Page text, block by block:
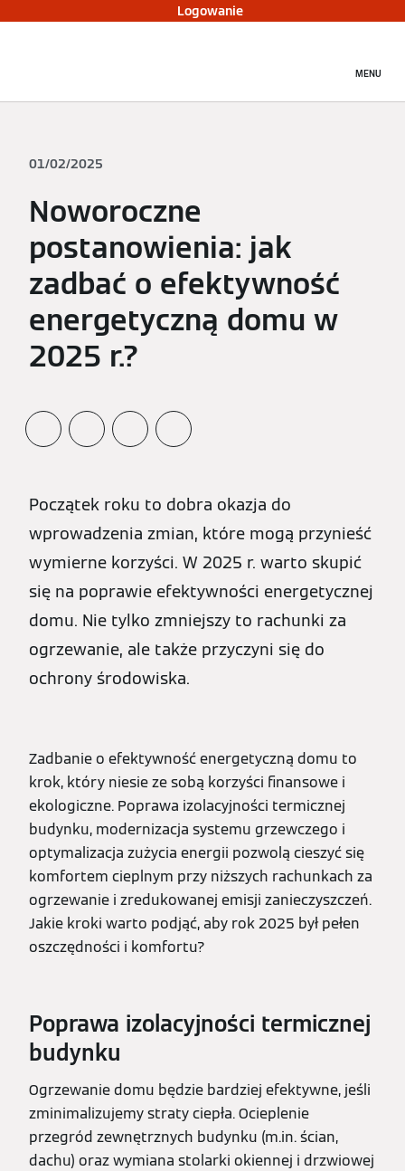
Logowanie
MENU
01/02/2025
Noworoczne
postanowienia: jak
zadbać o efektywność
energetyczną domu w
2025 r.?
Początek roku to dobra okazja do
wprowadzenia zmian, które mogą przynieść
wymierne korzyści. W 2025 r. warto skupić
się na poprawie efektywności energetycznej
domu. Nie tylko zmniejszy to rachunki za
ogrzewanie, ale także przyczyni się do
ochrony środowiska.
Zadbanie o efektywność energetyczną domu to
krok, który niesie ze sobą korzyści finansowe i
ekologiczne. Poprawa izolacyjności termicznej
budynku, modernizacja systemu grzewczego i
optymalizacja zużycia energii pozwolą cieszyć się
komfortem cieplnym przy niższych rachunkach za
ogrzewanie i zredukowanej emisji zanieczyszczeń.
Jakie kroki warto podjąć, aby rok 2025 był pełen
oszczędności i komfortu?
Poprawa izolacyjności termicznej
budynku
Ogrzewanie domu będzie bardziej efektywne, jeśli
zminimalizujemy straty ciepła. Ocieplenie
przegród zewnętrznych budynku (m.in. ścian,
dachu) oraz wymiana stolarki okiennej i drzwiowej